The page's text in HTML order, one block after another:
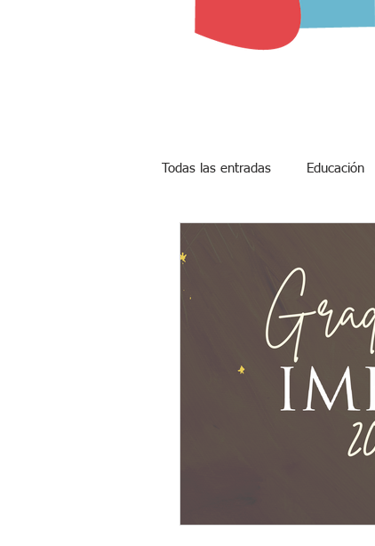
Todas las entradas Educación
Ciudades amigables